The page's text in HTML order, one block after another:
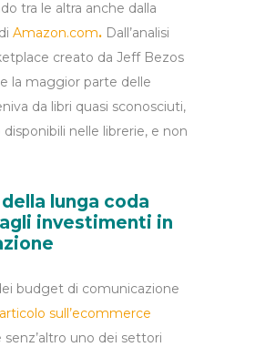
tra le altra anche dalla
Amazon.com. Dall’analisi
creato da Jeff Bezos
la maggior parte delle
da libri quasi sconosciuti,
nelle librerie, e non
lunga coda
investimenti in
budget di comunicazione
sull’ecommerce
senz’altro uno dei settori